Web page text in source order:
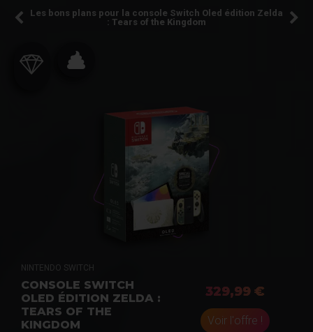
Les bons plans pour la console Switch Oled édition Zelda
: Tears of the Kingdom
NINTENDO SWITCH
CONSOLE SWITCH
OLED ÉDITION ZELDA :
TEARS OF THE
KINGDOM
329,99 €
Voir l'offre !